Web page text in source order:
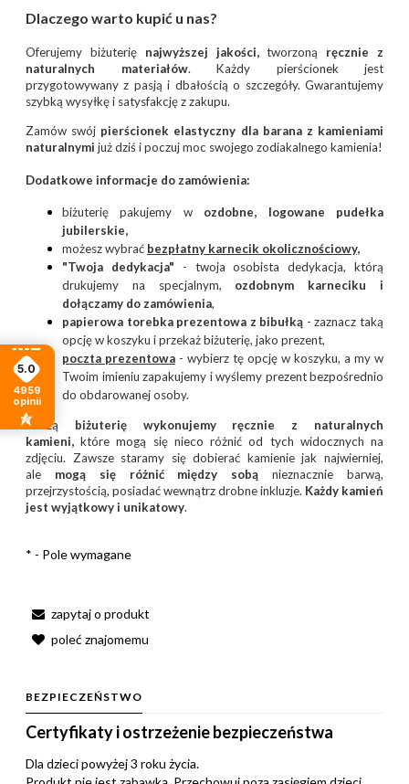
Dlaczego warto kupić u nas?
Oferujemy biżuterię najwyższej jakości,tworzoną ręcznie z
naturalnych materiałów. Każdy pierścionek jest
przygotowywany z pasją i dbałością o szczegóły. Gwarantujemy
szybką wysyłkę i satysfakcję z zakupu.
Zamów swój pierścionek elastyczny dla barana z kamieniami
naturalnymi już dziś i poczuj moc swojego zodiakalnego kamienia!
Dodatkowe informacje do zamówienia:
biżuterię pakujemy w ozdobne, logowane pudełka
jubilerskie,
możesz wybrać bezpłatny karnecik okolicznościowy,
"Twoja dedykacja" - twoja osobista dedykacja, którą
drukujemy na specjalnym, ozdobnym karneciku i
dołączamy do zamówienia,
papierowa torebka prezentowa z bibułką - zaznacz taką
opcję w koszyku i przekaż biżuterię, jako prezent,
poczta prezentowa - wybierz tę opcję w koszyku, a my w
Twoim imieniu zapakujemy i wyślemy prezent bezpośrednio
do obdarowanej osoby.
Naszą biżuterię wykonujemy ręcznie z naturalnych
kamieni, które mogą się nieco różnić od tych widocznych na
zdjęciu. Zawsze staramy się dobierać kamienie jak najwierniej,
ale mogą się różnić między sobą nieznacznie barwą,
przejrzystością, posiadać wewnątrz drobne inkluzje. Każdy kamień
jest wyjątkowy i unikatowy.
* - Pole wymagane
zapytaj o produkt
poleć znajomemu
BEZPIECZEŃSTWO
Certyfikaty i ostrzeżenie bezpieczeństwa
Dla dzieci powyżej 3 roku życia.
5.0
4959
opinii